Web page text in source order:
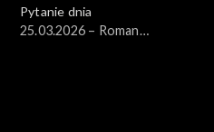
Pytanie dnia
25.03.2026 – Roman